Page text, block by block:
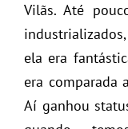
Vilãs. Até
ela era
era comparada
Aí ganhou